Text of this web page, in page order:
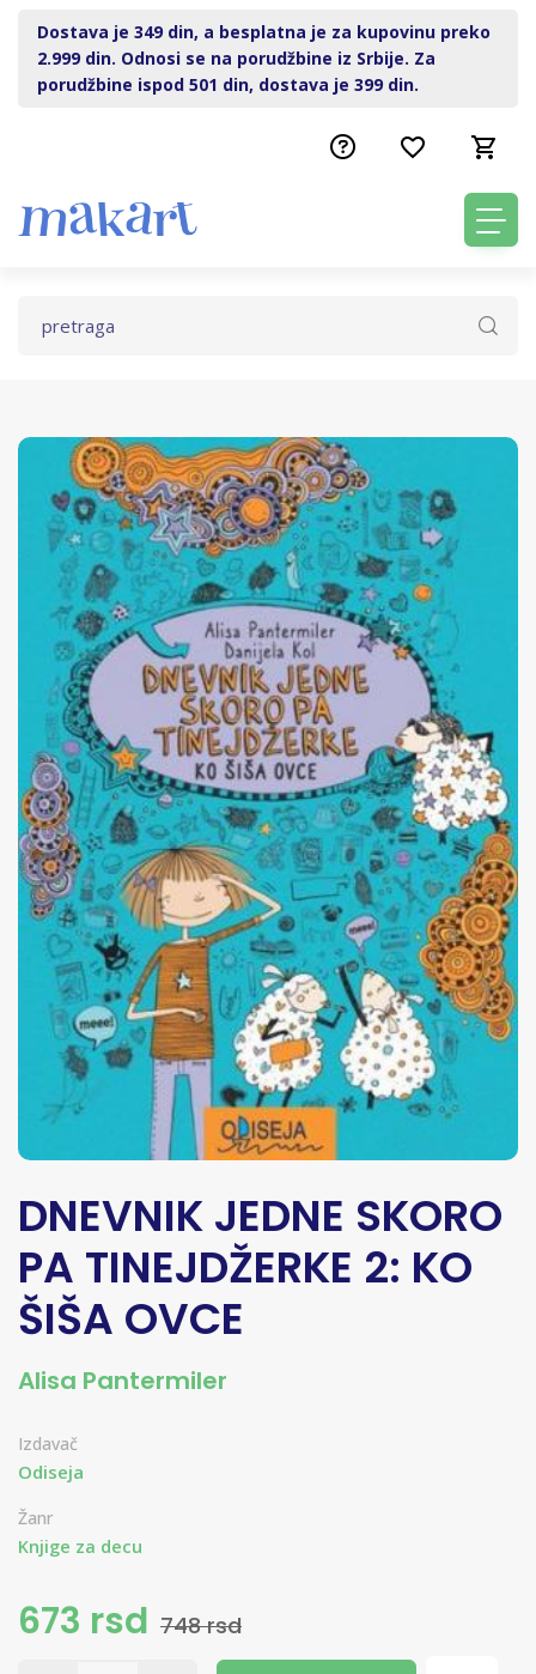
Dostava je 349 din, a besplatna je za kupovinu preko
2.999 din. Odnosi se na porudžbine iz Srbije. Za
porudžbine ispod 501 din, dostava je 399 din.
DNEVNIK JEDNE SKORO
PA TINEJDŽERKE 2: KO
ŠIŠA OVCE
Alisa Pantermiler
Izdavač
Odiseja
Žanr
Knjige za decu
673 rsd 748 rsd